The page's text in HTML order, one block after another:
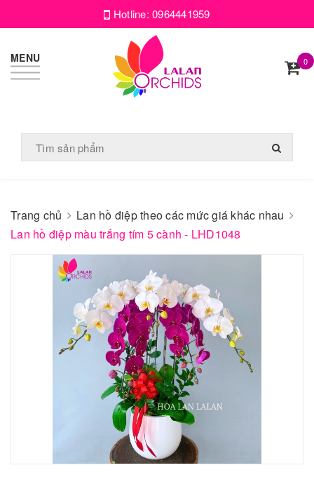
Hotline:0964441959
MENU 0
Trang chủ
Lan hồ điệp theo các mức giá khác nhau
Lan hồ điệp màu trắng tím 5 cành - LHD1048